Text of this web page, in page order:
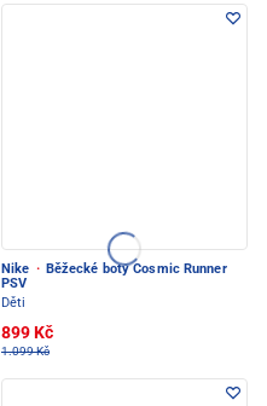
Nike · Běžecké boty Cosmic Runner
PSV
Děti
899 Kč
1.099 Kč